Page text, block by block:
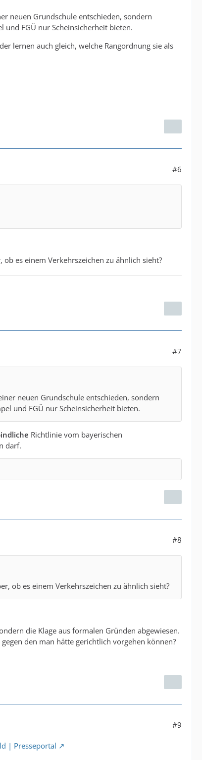
neuen Grundschule entschieden, sondern
und FGÜ nur Scheinsicherheit bieten.
lernen auch gleich, welche Rangordnung sie als
#6
es einem Verkehrszeichen zu ähnlich sieht?
#7
neuen Grundschule entschieden, sondern
und FGÜ nur Scheinsicherheit bieten.
Richtlinie vom bayerischen
darf.
#8
ob es einem Verkehrszeichen zu ähnlich sieht?
die Klage aus formalen Gründen abgewiesen.
den man hätte gerichtlich vorgehen können?
#9
| Presseportal